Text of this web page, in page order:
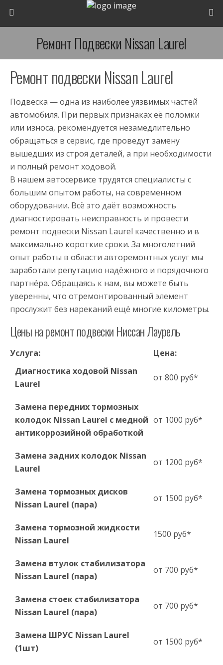
Ремонт Подвески Nissan Laurel
Ремонт подвески Nissan Laurel
Подвеска — одна из наиболее уязвимых частей
автомобиля. При первых признаках её поломки
или износа, рекомендуется незамедлительно
обращаться в сервис, где проведут замену
вышедших из строя деталей, а при необходимости
и полный ремонт ходовой.
В нашем автосервисе трудятся специалисты с
большим опытом работы, на современном
оборудовании. Всё это даёт возможность
диагностировать неисправность и провести
ремонт подвески Nissan Laurel качественно и в
максимально короткие сроки. За многолетний
опыт работы в области авторемонтных услуг мы
заработали репутацию надёжного и порядочного
партнёра. Обращаясь к нам, вы можете быть
уверенны, что отремонтированный элемент
прослужит без нареканий ещё многие километры.
Цены на ремонт подвески Ниссан Лаурель
Услуга:
Цена:
Диагностика ходовой Nissan
Laurel
от 800 руб*
Замена передних тормозных
колодок Nissan Laurel с медной
антикоррозийной обработкой
от 1000 руб*
Замена задних колодок Nissan
Laurel
от 1200 руб*
Замена тормозных дисков
Nissan Laurel (пара)
от 1500 руб*
Замена тормозной жидкости
Nissan Laurel
1500 руб*
Замена втулок стабилизатора
Nissan Laurel (пара)
от 700 руб*
Замена стоек стабилизатора
Nissan Laurel (пара)
от 700 руб*
Замена ШРУС Nissan Laurel
(1шт)
от 1500 руб*